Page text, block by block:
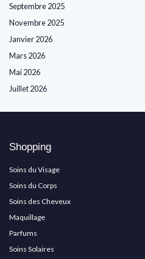
Septembre 2025
Novembre 2025
Janvier 2026
Mars 2026
Mai 2026
Juillet 2026
Shopping
Soins du Visage
Soins du Corps
Soins des Cheveux
Maquillage
Parfums
Soins Solaires